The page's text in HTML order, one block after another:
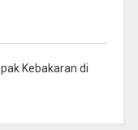
Kebakaran di